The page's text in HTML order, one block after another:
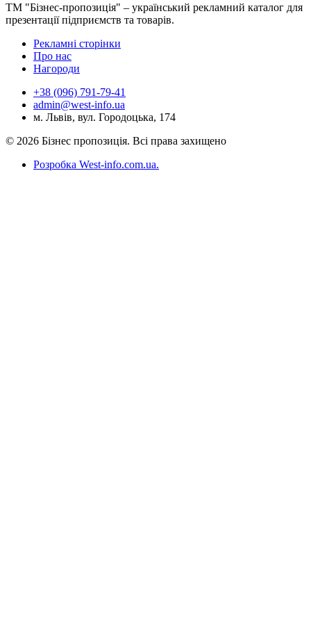
ТМ "Бізнес-пропозиція" – український рекламний каталог для
презентації підприємств та товарів.
Рекламні сторінки
Про нас
Нагороди
+38 (096) 791-79-41
admin@west-info.ua
м. Львів, вул. Городоцька, 174
© 2026 Бізнес пропозиція. Всі права захищено
Розробка West-info.com.ua.